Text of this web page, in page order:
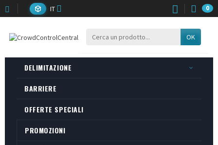
IT 0
OK
DELIMITAZIONE
BARRIERE
OFFERTE SPECIALI
PROMOZIONI